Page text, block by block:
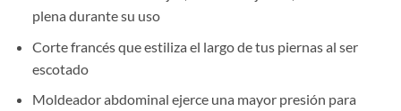
plena durante su uso
Corte francés que estiliza el largo de tus piernas al ser
escotado
Moldeador abdominal ejerce una mayor presión para